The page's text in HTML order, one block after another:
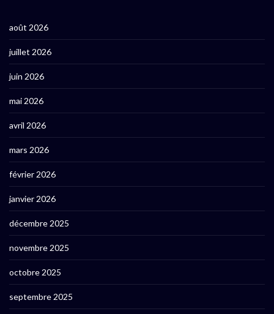
août 2026
juillet 2026
juin 2026
mai 2026
avril 2026
mars 2026
février 2026
janvier 2026
décembre 2025
novembre 2025
octobre 2025
septembre 2025